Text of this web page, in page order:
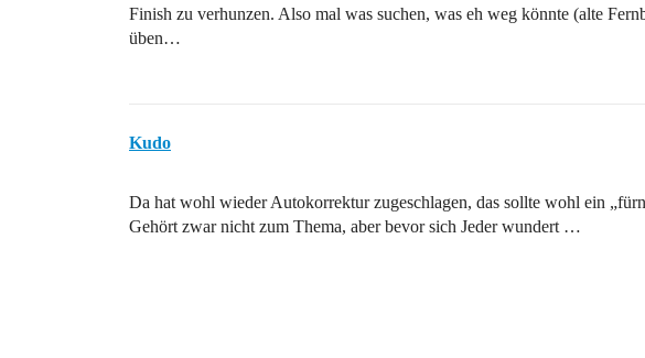
Finish zu verhunzen. Also mal was suchen, was eh weg könnte (alte
üben…
Kudo
Da hat wohl wieder Autokorrektur zugeschlagen, das sollte wohl ein
Gehört zwar nicht zum Thema, aber bevor sich Jeder wundert …